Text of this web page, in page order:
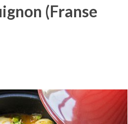
(Franse